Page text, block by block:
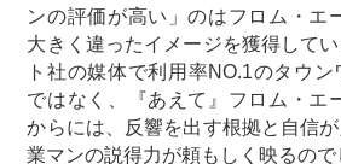
ンの評価が高い」のはフロム・エ
大きく違ったイメージを獲得して
ト社の媒体で利用率NO.1のタウ
ではなく、『あえて』フロム・エ
からには、反響を出す根拠と自信
業マンの説得力が頼もしく映るので